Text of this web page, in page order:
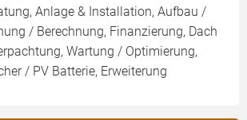
Anlage & Installation, Aufbau /
/ Berechnung, Finanzierung, Dach
Wartung / Optimierung,
/ PV Batterie, Erweiterung